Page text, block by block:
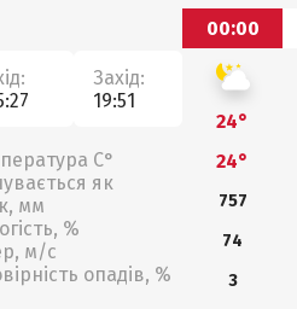
Захід:
19:51
С°
як
мм
%
м/с
опадів, %
00:00
24°
24°
757
74
3